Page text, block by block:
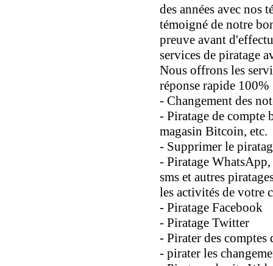
des années avec nos
témoigné de notre
preuve avant
services de piratage
Nous offrons les
réponse rapide 100%
- Changement des
- Piratage de compte
magasin Bitcoin, etc.
- Supprimer le
- Piratage WhatsApp,
sms et autres
les activités de votre
- Piratage Facebook
- Piratage Twitter
- Pirater des comptes
- pirater les